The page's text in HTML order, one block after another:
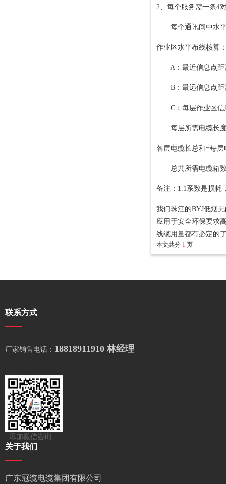
2、每个服务需一条4
每个通讯间中水平
作业区水平布线核算
A：最近信息点距
B：最远信息点距
C：每层作业区信
每层所需电缆长度
各层电缆长总和=每
总共所需电缆箱数
备注：1.1系数是损耗
我们珠江的BYJ低烟
应用于安全环保要求
线缆用量都有必定的
本文共分 1 页
联系方式
厂家销售电话： 18818911910 林经理
添加微信咨询
关于我们
广东冠缆电缆集团有限公司